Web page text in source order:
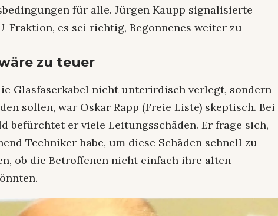
für alle. Jürgen Kaupp signalisierte
Fraktion, es sei richtig, Begonnenes weiter zu
zu teuer
Glasfaserkabel nicht unterirdisch verlegt, sondern
sollen, war Oskar Rapp (Freie Liste) skeptisch. Bei
befürchtet er viele Leitungsschäden. Er frage sich,
Techniker habe, um diese Schäden schnell zu
ob die Betroffenen nicht einfach ihre alten